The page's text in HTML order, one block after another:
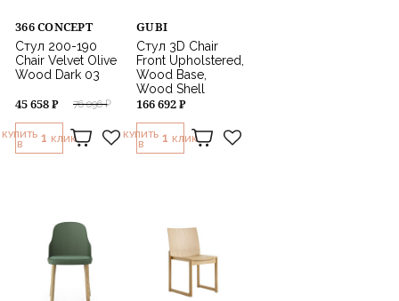
366 CONCEPT
Стул 200-190
Chair Velvet Olive
Wood Dark 03
76 096 ₽
45 658 ₽
КУПИТЬ
В
1 КЛИК
GUBI
Стул 3D Chair
Front Upholstered,
Wood Base,
Wood Shell
166 692 ₽
КУПИТЬ
В
1 КЛИК